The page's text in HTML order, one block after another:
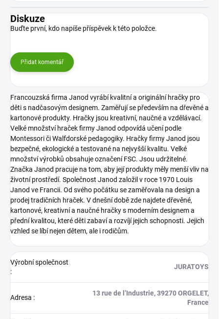
Diskuze
Buďte první, kdo napíše příspěvek k této položce.
Přidat komentář
Francouzská firma Janod vyrábí kvalitní a originální hračky pro
děti s nadčasovým designem. Zaměřují se především na dřevěné a
kartonové produkty. Hračky jsou kreativní, naučné a vzdělávací.
Velké množství hraček firmy Janod odpovídá učení podle
Montessori či Walfdorské pedagogiky. Hračky firmy Janod jsou
bezpečné, ekologické a testované na nejvyšší kvalitu. Velké
množství výrobků obsahuje označení FSC. Jsou udržitelné.
Značka Janod pracuje na tom, aby její produkty měly menší vliv na
životní prostředí. Společnost Janod založil v roce 1970 Louis
Janod ve Francii. Od svého počátku se zaměřovala na design a
prodej tradičních hraček. V dnešní době zde najdete dřevěné,
kartonové, kreativní a naučné hračky s moderním designem a
přední kvalitou, které děti zabaví a rozvíjí jejich schopnosti. Jejich
vzhled se líbí nejen dětem, ale i rodičům.
Výrobní společnost
:
JURATOYS
Adresa :
13 rue de l’Industrie, 39270 ORGELET,
France